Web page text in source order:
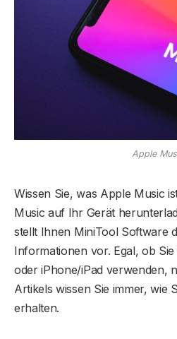
Apple
Wissen Sie, was Apple Music
Music auf Ihr Gerät
stellt Ihnen MiniTool Software
Informationen vor. Egal, ob
oder iPhone/iPad verwenden,
Artikels wissen Sie immer, wie
erhalten.